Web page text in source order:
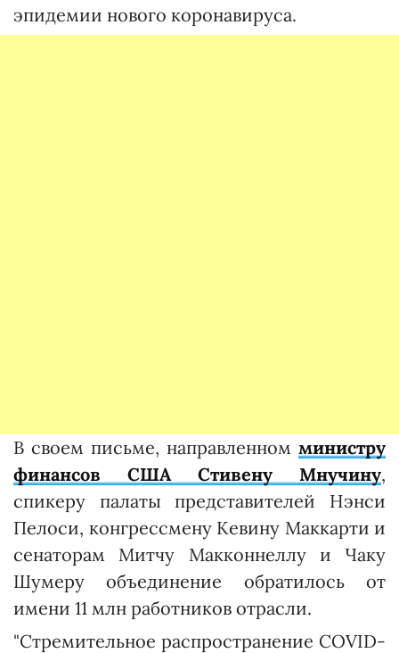
эпидемии нового коронавируса.
В своем письме, направленном министру
финансов США Стивену Мнучину,
спикеру палаты представителей Нэнси
Пелоси, конгрессмену Кевину Маккарти и
сенаторам Митчу Макконнеллу и Чаку
Шумеру объединение обратилось от
имени 11 млн работников отрасли.
"Стремительное распространение COVID-